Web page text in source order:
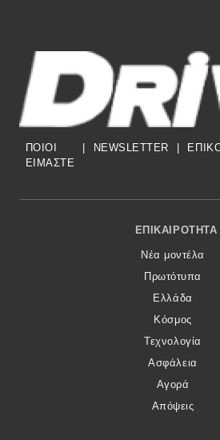
ΠΟΙΟΙ
ΕΙΜΑΣΤΕ
NEWSLETTER
Footer Menu
ΕΠΙΚΑΙΡΌΤΗΤΑ
Νέα μοντέλα
Πρωτότυπα
Ελλάδα
Κόσμος
Τεχνολογία
Ασφάλεια
Αγορά
Απόψεις